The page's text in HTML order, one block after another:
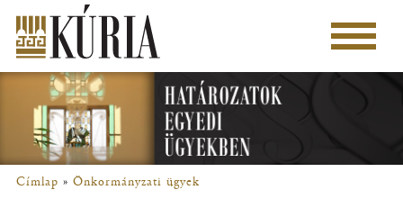
tartalomra
Főmenü
Címlap Önkormányzati ügyek